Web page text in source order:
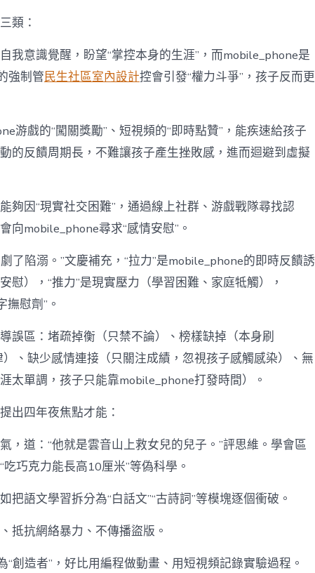
類：
我意識覺醒，盼望“掌控本身的生涯”，而mobile_phone是
強制管民生社區室內設計控會引發“權力斗爭”，孩子反而更
游戲的“闖關獎勵”、短視頻的“即時點贊”，能疾速給孩子
的反饋周期長，不難讓孩子產生挫敗感，進而迴避到虛擬
夠因“現實社交困難”，通過線上社群、游戲戰隊尋找認
向mobile_phone尋求“感情安慰”。
劇了陷溺。”文慶補充，“拉力”是mobile_phone的即時反饋誘
慰），“推力”是現實壓力（學習困難、家庭牴觸），
慰劑”。
誤區：堵疏掉衡（只禁不論）、榜樣缺掉（本身刷
、缺少感情連接（只關注成績，忽視孩子感觸感染）、無
太單調，孩子只能靠mobile_phone打發時間）。
出四年夜焦點才能：
，道：“他就是雲音山上救女兒的兒子。”評思維。學會區
巧克力能長高10厘米”等偽科學。
把語文學習拆分為“白話文”“古詩詞”等模塊逐個衝破。
抵抗網絡暴力、不傳播盜版。
“創造者”，好比用編程做動畫、用短視頻記錄實驗過程。